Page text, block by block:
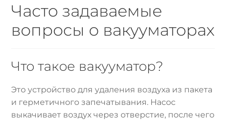
Часто задаваемые
вопросы о вакууматорах
Что такое вакууматор?
Это устройство для удаления воздуха из пакета
и герметичного запечатывания. Насос
выкачивает воздух через отверстие, после чего